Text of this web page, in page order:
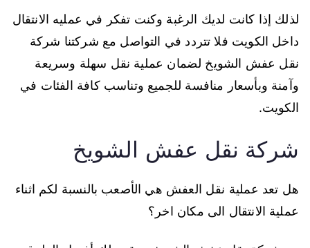
لذلك إذا كانت لديك الرغبة وكنت تفكر في عمليه الانتقال
داخل الكويت فلا تتردد في التواصل مع شركتنا شركة
نقل عفش الشويخ لضمان عملية نقل سهلة وسريعة
وآمنة وبأسعار منافسة للجميع وتناسب كافة الفئات في
الكويت.
شركة نقل عفش الشويخ
هل تعد عملية نقل العفش هي الأصعب بالنسبة لكم اثناء
عملية الانتقال الى مكان اخر؟